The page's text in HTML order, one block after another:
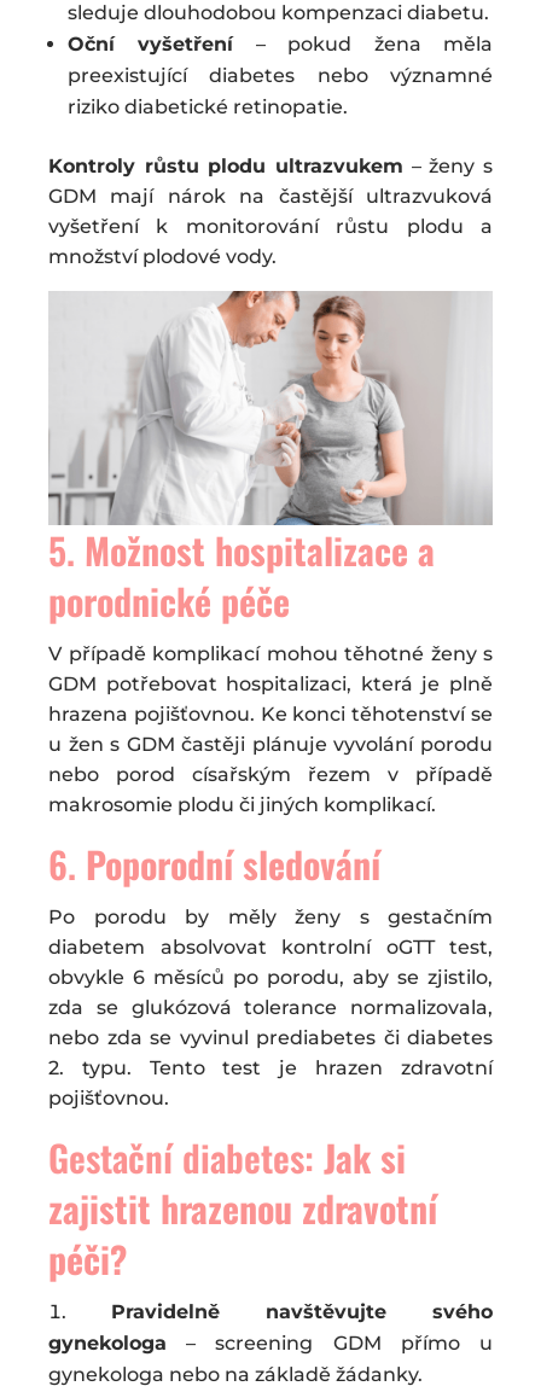
sleduje dlouhodobou kompenzaci diabetu.
Oční vyšetření– pokud žena měla
preexistující diabetes nebo významné
riziko diabetické retinopatie.
Kontroly růstu plodu ultrazvukem – ženy s
GDM mají nárok na častější ultrazvuková
vyšetření k monitorování růstu plodu a
množství plodové vody.
5. Možnost hospitalizace a
porodnické péče
V případě komplikací mohou těhotné ženy s
GDM potřebovat hospitalizaci, která je plně
hrazena pojišťovnou. Ke konci těhotenství se
u žen s GDM častěji plánuje vyvolání porodu
nebo porod císařským řezem v případě
makrosomie plodu či jiných komplikací.
6. Poporodní sledování
Po porodu by měly ženy s gestačním
diabetem absolvovat kontrolní oGTT test,
obvykle 6 měsíců po porodu, aby se zjistilo,
zda se glukózová tolerance normalizovala,
nebo zda se vyvinul prediabetes či diabetes
2. typu. Tento test je hrazen zdravotní
pojišťovnou.
Gestační diabetes: Jak si
zajistit hrazenou zdravotní
péči?
Pravidelně navštěvujte svého
gynekologa – screening GDM přímo u
gynekologa nebo na základě žádanky.